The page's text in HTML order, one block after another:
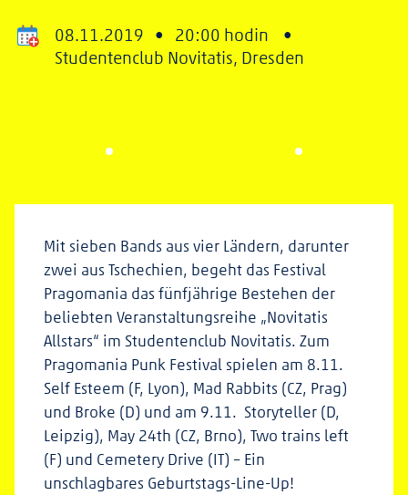
08.11.2019 • 20:00 hodin •
Studentenclub Novitatis, Dresden
Mit sieben Bands aus vier Ländern, darunter
zwei aus Tschechien, begeht das Festival
Pragomania das fünfjährige Bestehen der
beliebten Veranstaltungsreihe „Novitatis
Allstars“ im Studentenclub Novitatis. Zum
Pragomania Punk Festival spielen am 8.11.
Self Esteem (F, Lyon), Mad Rabbits (CZ, Prag)
und Broke (D) und am 9.11. Storyteller (D,
Leipzig), May 24th (CZ, Brno), Two trains left
(F) und Cemetery Drive (IT) – Ein
unschlagbares Geburtstags-Line-Up!